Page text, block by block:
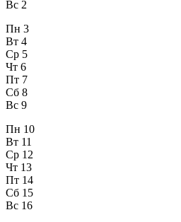
Вс 2
Пн 3
Вт 4
Ср 5
Чт 6
Пт 7
Сб 8
Вс 9
Пн 10
Вт 11
Ср 12
Чт 13
Пт 14
Сб 15
Вс 16